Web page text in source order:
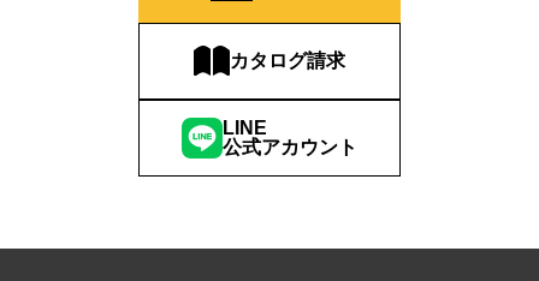
カタログ請求
LINE
公式アカウント